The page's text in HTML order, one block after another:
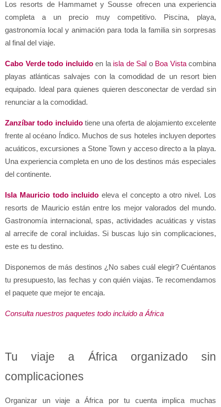
Los resorts de Hammamet y Sousse ofrecen una experiencia
completa a un precio muy competitivo. Piscina, playa,
gastronomía local y animación para toda la familia sin sorpresas
al final del viaje.
Cabo Verde todo incluido en la isla de Sal o Boa Vista combina
playas atlánticas salvajes con la comodidad de un resort bien
equipado. Ideal para quienes quieren desconectar de verdad sin
renunciar a la comodidad.
Zanzíbar todo incluido tiene una oferta de alojamiento excelente
frente al océano Índico. Muchos de sus hoteles incluyen deportes
acuáticos, excursiones a Stone Town y acceso directo a la playa.
Una experiencia completa en uno de los destinos más especiales
del continente.
Isla Mauricio todo incluido eleva el concepto a otro nivel. Los
resorts de Mauricio están entre los mejor valorados del mundo.
Gastronomía internacional, spas, actividades acuáticas y vistas
al arrecife de coral incluidas. Si buscas lujo sin complicaciones,
este es tu destino.
Disponemos de más destinos ¿No sabes cuál elegir? Cuéntanos
tu presupuesto, las fechas y con quién viajas. Te recomendamos
el paquete que mejor te encaja.
Consulta nuestros paquetes todo incluido a África
Tu viaje a África organizado sin
complicaciones
Organizar un viaje a África por tu cuenta implica muchas